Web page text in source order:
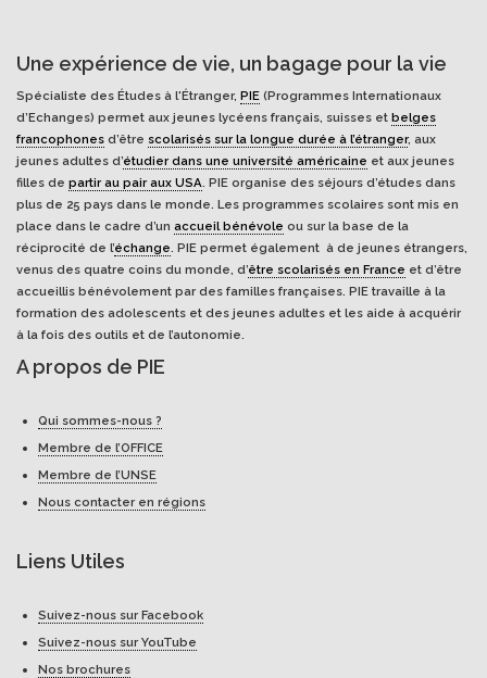
Une expérience de vie, un bagage pour la vie
Spécialiste des Études à l'Étranger, PIE (Programmes Internationaux
d’Echanges) permet aux jeunes lycéens français, suisses et belges
francophones d’être scolarisés sur la longue durée à l’étranger, aux
jeunes adultes d’étudier dans une université américaine et aux jeunes
filles de partir au pair aux USA. PIE organise des séjours d’études dans
plus de 25 pays dans le monde. Les programmes scolaires sont mis en
place dans le cadre d’un accueil bénévole ou sur la base de la
réciprocité de l’échange. PIE permet également à de jeunes étrangers,
venus des quatre coins du monde, d’être scolarisés en France et d’être
accueillis bénévolement par des familles françaises. PIE travaille à la
formation des adolescents et des jeunes adultes et les aide à acquérir
à la fois des outils et de l’autonomie.
A propos de PIE
Qui sommes-nous ?
Membre de l’OFFICE
Membre de l’UNSE
Nous contacter en régions
Liens Utiles
Suivez-nous sur Facebook
Suivez-nous sur YouTube
Nos brochures